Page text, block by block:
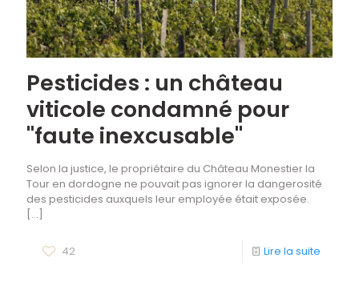
Pesticides : un château
viticole condamné pour
"faute inexcusable"
Selon la justice, le propriétaire du Château Monestier la
Tour en dordogne ne pouvait pas ignorer la dangerosité
des pesticides auxquels leur employée était exposée.
[…]
42 Lire la suite